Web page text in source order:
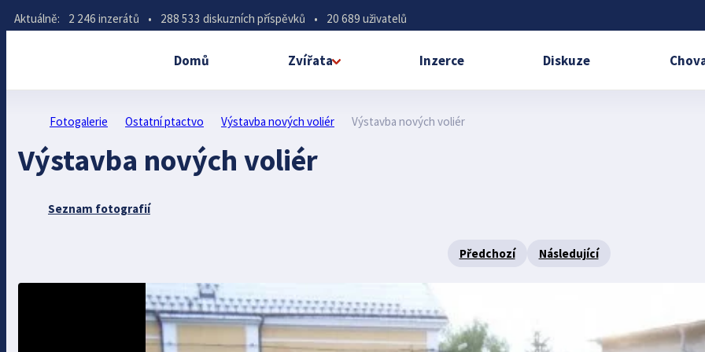
Aktuálně: 2 246 inzerátů • 288 533 diskuzních příspěvků • 20 689 uživatelů
Domů Zvířata Inzerce Diskuze
Fotogalerie Ostatní ptactvo Výstavba nových voliér Výstavba nových voliér
Výstavba nových voliér
Seznam fotografií
Předchozí Následující